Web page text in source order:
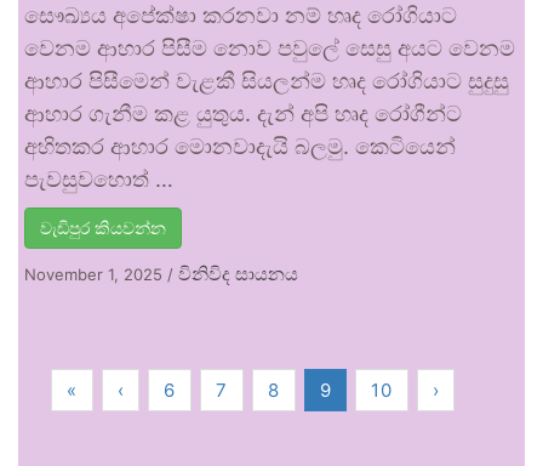
සෞඛ්‍යය අපේක්ෂා කරනවා නම් හෘද රෝගියාට
වෙනම ආහාර පිසීම නොව පවුලේ සෙසු අයට වෙනම
ආහාර පිසීමෙන් වැළකී සියලන්ම හෘද රෝගියාට සුදුසු
ආහාර ගැනීම කළ යුතුය. දැන් අපි හෘද රෝගීන්ට
අහිතකර ආහාර මොනවාදැයි බලමු. කෙටියෙන්
පැවසුවහොත් …
වැඩිපුර කියවන්න
November 1, 2025 / විනිවිද සායනය
« ‹ 6 7 8 9 10 ›